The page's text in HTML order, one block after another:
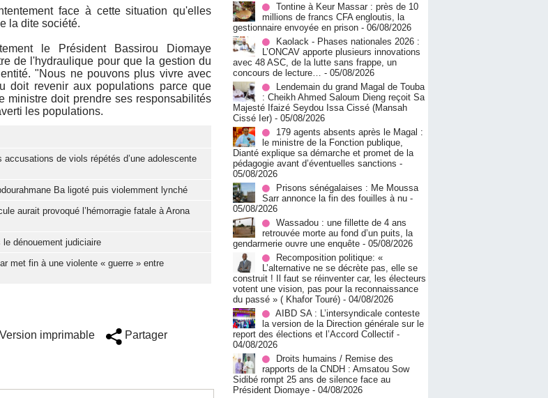
face à cette situation qu'elles
la dite société.
le Président Bassirou Diomaye
de l'hydraulique pour que la gestion du
"Nous ne pouvons plus vivre avec
doit revenir aux populations parce que
doit prendre ses responsabilités
les populations.
de viols répétés d’une adolescente
Ba ligoté puis violemment lynché
aurait provoqué l’hémorragie fatale à Arona
dénouement judiciaire
met fin à une violente « guerre » entre
Version imprimable Partager
Tontine à Keur Massar : près de 10
millions de francs CFA engloutis, la
gestionnaire envoyée en prison - 06/08/2026
Kaolack - Phases nationales 2026 :
L’ONCAV apporte plusieurs innovations
avec 48 ASC, de la lutte sans frappe, un
concours de lecture… - 05/08/2026
Lendemain du grand Magal de Touba
: Cheikh Ahmed Saloum Dieng reçoit Sa
Majesté Ifaizé Seydou Issa Cissé (Mansah
Cissé Ier) - 05/08/2026
179 agents absents après le Magal :
le ministre de la Fonction publique,
Dianté explique sa démarche et promet de la
pédagogie avant d’éventuelles sanctions -
05/08/2026
Prisons sénégalaises : Me Moussa
Sarr annonce la fin des fouilles à nu -
05/08/2026
Wassadou : une fillette de 4 ans
retrouvée morte au fond d’un puits, la
gendarmerie ouvre une enquête - 05/08/2026
Recomposition politique: «
L’alternative ne se décrète pas, elle se
construit ! Il faut se réinventer car, les électeurs
votent une vision, pas pour la reconnaissance
du passé » ( Khafor Touré) - 04/08/2026
AIBD SA : L’intersyndicale conteste
la version de la Direction générale sur le
report des élections et l’Accord Collectif -
04/08/2026
Droits humains / Remise des
rapports de la CNDH : Amsatou Sow
Sidibé rompt 25 ans de silence face au
Président Diomaye - 04/08/2026